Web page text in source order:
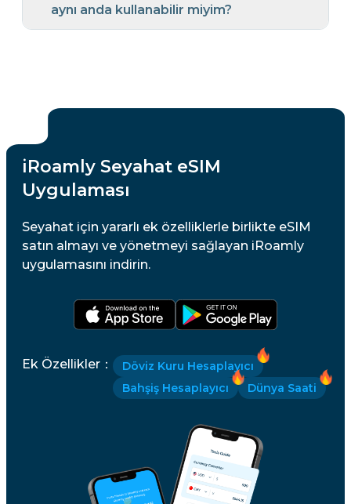
aynı anda kullanabilir miyim?
iRoamly Seyahat eSIM
Uygulaması
Seyahat için yararlı ek özelliklerle birlikte eSIM
satın almayı ve yönetmeyi sağlayan iRoamly
uygulamasını indirin.
Ek Özellikler ：
Döviz Kuru Hesaplayıcı
Bahşiş Hesaplayıcı
Dünya Saati